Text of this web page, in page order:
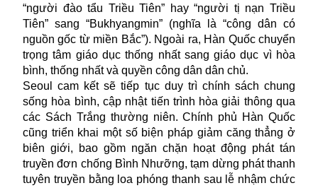
“người đào tẩu Triều Tiên” hay “người tị nạn Triều
Tiên” sang “Bukhyangmin” (nghĩa là “công dân có
nguồn gốc từ miền Bắc”). Ngoài ra, Hàn Quốc chuyển
trọng tâm giáo dục thống nhất sang giáo dục vì hòa
bình, thống nhất và quyền công dân dân chủ.
Seoul cam kết sẽ tiếp tục duy trì chính sách chung
sống hòa bình, cập nhật tiến trình hòa giải thông qua
các Sách Trắng thường niên. Chính phủ Hàn Quốc
cũng triển khai một số biện pháp giảm căng thẳng ở
biên giới, bao gồm ngăn chặn hoạt động phát tán
truyền đơn chống Bình Nhưỡng, tạm dừng phát thanh
tuyên truyền bằng loa phóng thanh sau lễ nhậm chức